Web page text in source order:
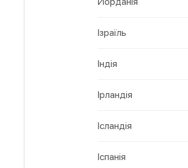
Ізраїль
Індія
Ірландія
Ісландія
Іспанія